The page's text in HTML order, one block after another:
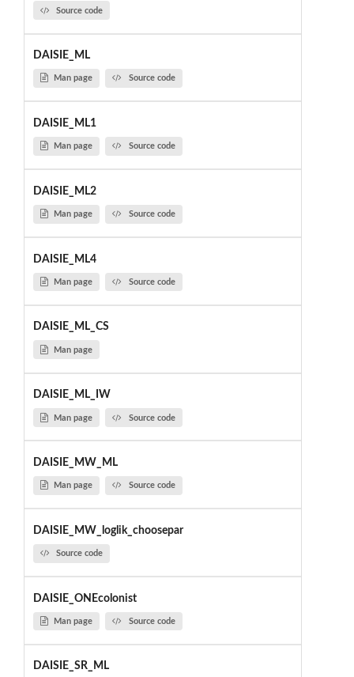
Source code
DAISIE_ML
Man page Source code
DAISIE_ML1
Man page Source code
DAISIE_ML2
Man page Source code
DAISIE_ML4
Man page Source code
DAISIE_ML_CS
Man page
DAISIE_ML_IW
Man page Source code
DAISIE_MW_ML
Man page Source code
DAISIE_MW_loglik_choosepar
Source code
DAISIE_ONEcolonist
Man page Source code
DAISIE_SR_ML